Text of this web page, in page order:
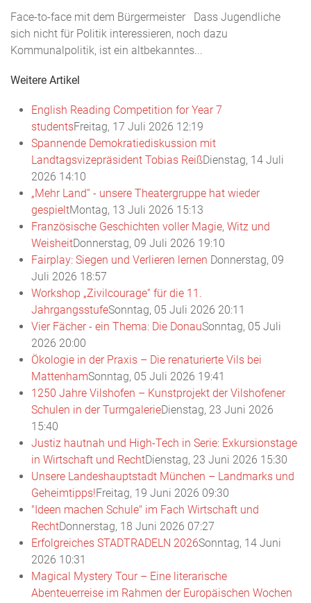
Face-to-face mit dem Bürgermeister Dass Jugendliche
sich nicht für Politik interessieren, noch dazu
Kommunalpolitik, ist ein altbekanntes...
Weitere Artikel
English Reading Competition for Year 7
studentsFreitag, 17 Juli 2026 12:19
Spannende Demokratiediskussion mit
Landtagsvizepräsident Tobias ReißDienstag, 14 Juli
2026 14:10
„Mehr Land“ - unsere Theatergruppe hat wieder
gespieltMontag, 13 Juli 2026 15:13
Französische Geschichten voller Magie, Witz und
WeisheitDonnerstag, 09 Juli 2026 19:10
Fairplay: Siegen und Verlieren lernen Donnerstag, 09
Juli 2026 18:57
Workshop „Zivilcourage“ für die 11.
JahrgangsstufeSonntag, 05 Juli 2026 20:11
Vier Fächer - ein Thema: Die DonauSonntag, 05 Juli
2026 20:00
Ökologie in der Praxis – Die renaturierte Vils bei
MattenhamSonntag, 05 Juli 2026 19:41
1250 Jahre Vilshofen – Kunstprojekt der Vilshofener
Schulen in der TurmgalerieDienstag, 23 Juni 2026
15:40
Justiz hautnah und High-Tech in Serie: Exkursionstage
in Wirtschaft und RechtDienstag, 23 Juni 2026 15:30
Unsere Landeshauptstadt München – Landmarks und
Geheimtipps!Freitag, 19 Juni 2026 09:30
"Ideen machen Schule" im Fach Wirtschaft und
RechtDonnerstag, 18 Juni 2026 07:27
Erfolgreiches STADTRADELN 2026Sonntag, 14 Juni
2026 10:31
Magical Mystery Tour – Eine literarische
Abenteuerreise im Rahmen der Europäischen Wochen